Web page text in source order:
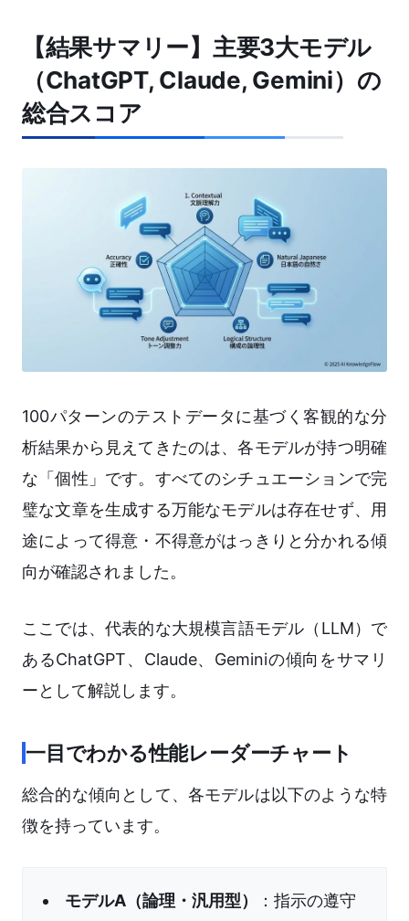
【結果サマリー】主要3大モデル
（ChatGPT, Claude, Gemini）の
総合スコア
100パターンのテストデータに基づく客観的な分
析結果から見えてきたのは、各モデルが持つ明確
な「個性」です。すべてのシチュエーションで完
璧な文章を生成する万能なモデルは存在せず、用
途によって得意・不得意がはっきりと分かれる傾
向が確認されました。
ここでは、代表的な大規模言語モデル（LLM）で
あるChatGPT、Claude、Geminiの傾向をサマリ
ーとして解説します。
一目でわかる性能レーダーチャート
総合的な傾向として、各モデルは以下のような特
徴を持っています。
モデルA（論理・汎用型）
：指示の遵守